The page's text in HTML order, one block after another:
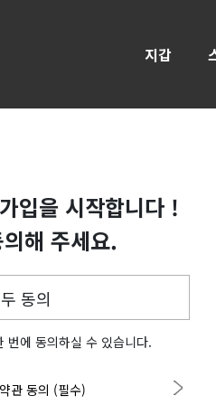
지갑
입을 시작합니다 !
해 주세요.
동의
번에 동의하실 수 있습니다.
관 동의 (필수)